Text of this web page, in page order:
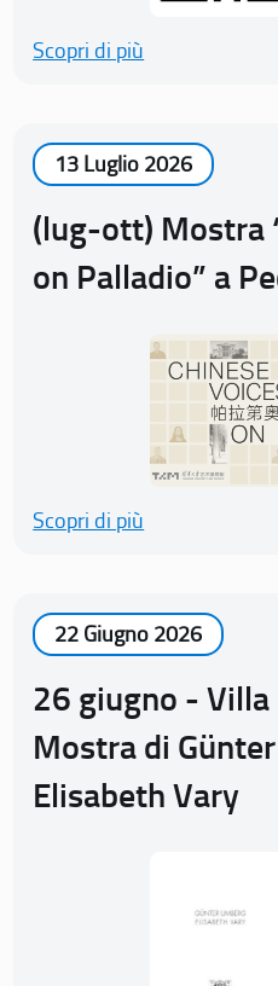
Scopri di più
13 Luglio 2026
(lug-ott) Mostra
on Palladio” a
Scopri di più
22 Giugno 2026
26 giugno - Villa
Mostra di
Elisabeth Vary